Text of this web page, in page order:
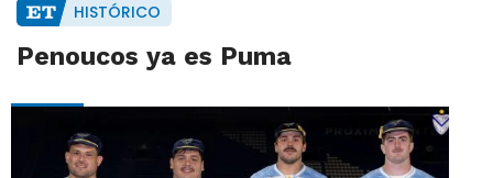
HISTÓRICO
Penoucos ya es Puma